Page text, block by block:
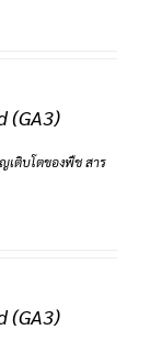
(GA3)
เติบโตของพืช สาร
(GA3)